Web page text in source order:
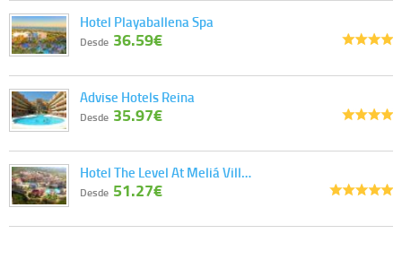
Hotel Playaballena Spa
Desde 36.59€
Advise Hotels Reina
Desde 35.97€
Hotel The Level At Meliá Vill…
Desde 51.27€